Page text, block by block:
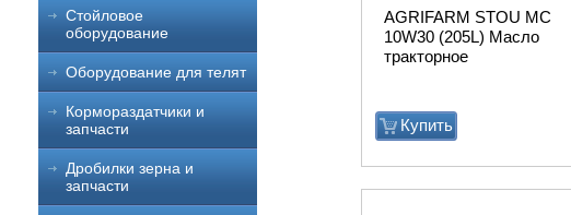
Стойловое
оборудование
Оборудование для телят
Кормораздатчики и
запчасти
Дробилки зерна и
запчасти
AGRIFARM STOU MC
10W30 (205L) Масло
тракторное
Купить